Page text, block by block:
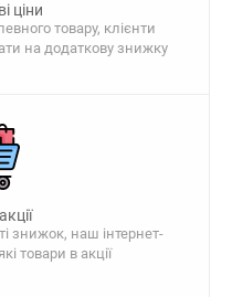
ціни
товару, клієнти
на додаткову знижку
знижок, наш інтернет-
товари в акції